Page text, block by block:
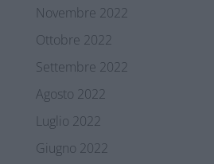
Novembre 2022
Ottobre 2022
Settembre 2022
Agosto 2022
Luglio 2022
Giugno 2022